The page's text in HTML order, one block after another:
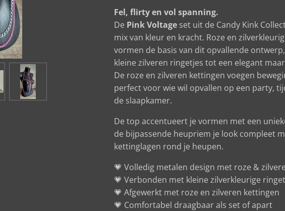
Fel, flirty en vol spanning.
De Pink Voltage set uit de Candy Kink
mix van kleur en kracht. Roze en
vormen de basis van dit opvallende
kleine zilveren ringetjes tot een elegant
De roze en zilveren kettingen voegen
perfect voor wie wil opvallen op een party,
de slaapkamer.
De top accentueert je vormen met een
de bijpassende heupriem je look compleet
kettinglagen rond je heupen.
💗 Volledig metalen design met roze &
💗 Verbonden met kleine zilverkleurige
💗 Afgewerkt met roze en zilveren kettingen
💗 Comfortabel draagbaar als set of apart